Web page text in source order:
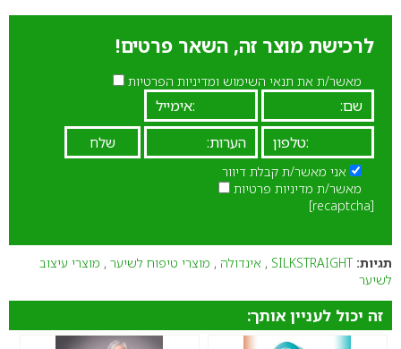
לרכישת מוצר זה, השאר פרטים!
מאשר/ת את תנאי השימוש ומדיניות הפרטיות
אני מאשר/ת קבלת דיוור
מאשר/ת מדיניות פרטיות
[recaptcha]
תגיות: SILKSTRAIGHT
, אינדולה , מוצרי טיפוח לשיער , מוצרי עיצוב
לשיער
זה יכול לעניין אותך: